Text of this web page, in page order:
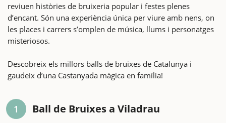
reviuen històries de bruixeria popular i festes plenes
d’encant. Són una experiència única per viure amb nens, on
les places i carrers s’omplen de música, llums i personatges
misteriosos.
Descobreix els millors balls de bruixes de Catalunya i
gaudeix d’una Castanyada màgica en família!
1 Ball de Bruixes a Viladrau